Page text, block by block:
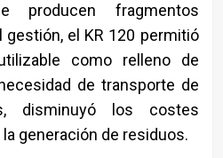
producen fragmentos
el KR 120 permitió
como relleno de
de transporte de
disminuyó los costes
generación de residuos.